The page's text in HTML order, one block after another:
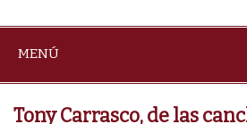
MENÚ
Tony Carrasco, de las